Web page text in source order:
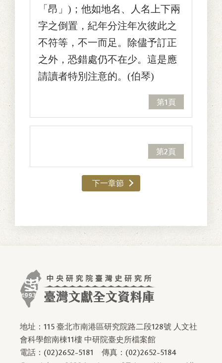
「昂」)；他如地名、人名上下兩
字之倒置，紀年分注年次彼此之
不符等，不一而足。除儘予訂正
之外，恐錯處仍不在少。這是應
請讀者特別注意的。(伯琴)
第1頁
第2頁
下一章節
地址：115 臺北市南港區研究院路二段128號 人文社
會科學館南棟11樓 中研院臺史所檔案館
電話：(02)2652-5181
傳真：(02)2652-5184